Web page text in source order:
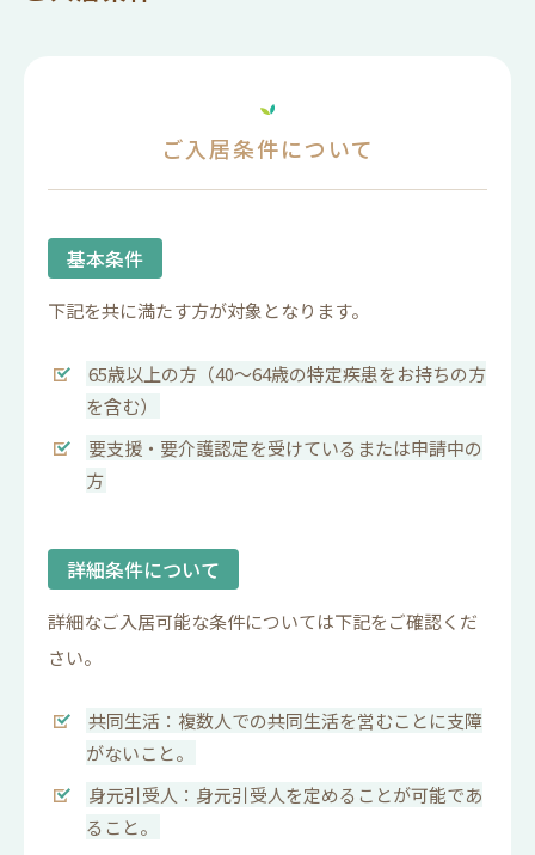
ご入居条件について
基本条件
下記を共に満たす方が対象となります。
65歳以上の方（40〜64歳の特定疾患をお持ちの方
を含む）
要支援・要介護認定を受けているまたは申請中の
方
詳細条件について
詳細なご入居可能な条件については下記をご確認くだ
さい。
共同生活：複数人での共同生活を営むことに支障
がないこと。
身元引受人：身元引受人を定めることが可能であ
ること。